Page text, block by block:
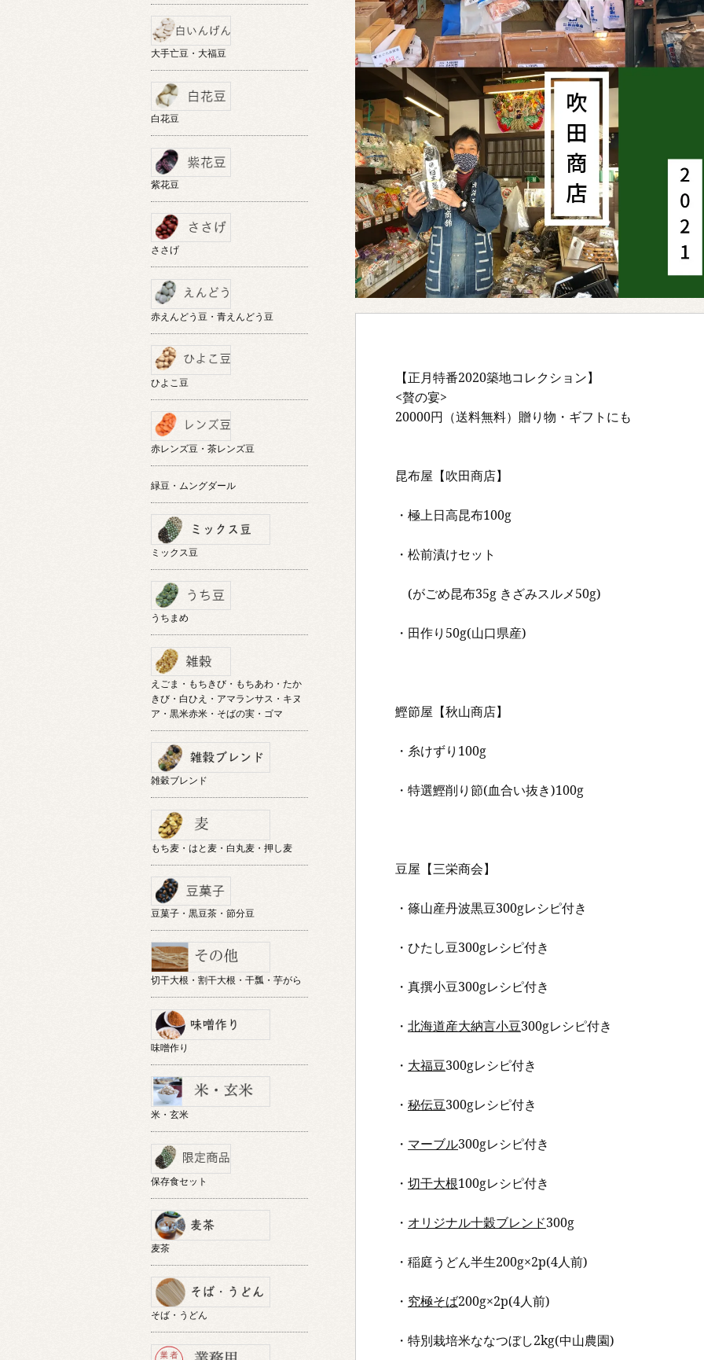
【正月特番2020築地コレクション】
<贅の宴>
20000円（送料無料）贈り物・ギフトにも
昆布屋【吹田商店】
・極上日高昆布100g
・松前漬けセット
(がごめ昆布35g きざみスルメ50g)
・田作り50g(山口県産)
鰹節屋【秋山商店】
・糸けずり100g
・特選鰹削り節(血合い抜き)100g
豆屋【三栄商会】
・篠山産丹波黒豆300gレシピ付き
・ひたし豆300gレシピ付き
・真撰小豆300gレシピ付き
・ 北海道産大納言小豆300gレシピ付き
・ 大福豆300gレシピ付き
・ 秘伝豆300gレシピ付き
・ マーブル300gレシピ付き
・ 切干大根100gレシピ付き
・ オリジナル十穀ブレンド300g
・稲庭うどん半生200g×2p(4人前)
・ 究極そば200g×2p(4人前)
・特別栽培米ななつぼし2kg(中山農園)
大手亡豆・大福豆
白花豆
紫花豆
ささげ
赤えんどう豆・青えんどう豆
ひよこ豆
赤レンズ豆・茶レンズ豆
緑豆・ムングダール
ミックス豆
うちまめ
えごま・もちきび・もちあわ・たか
きび・白ひえ・アマランサス・キヌ
ア・黒米赤米・そばの実・ゴマ
雑穀ブレンド
もち麦・はと麦・白丸麦・押し麦
豆菓子・黒豆茶・節分豆
切干大根・割干大根・干瓢・芋がら
味噌作り
米・玄米
保存食セット
麦茶
そば・うどん